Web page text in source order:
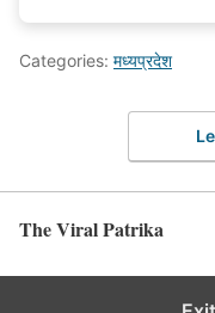
Categories: मध्यप्रदेश
The Viral Patrika